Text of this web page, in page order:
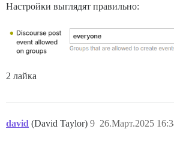
Настройки выглядят правильно:
2 лайка
david (David Taylor) 26.Март.2025
9